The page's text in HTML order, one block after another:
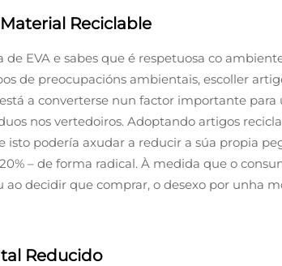
Reciclable
EVA e sabes que é respetuosa co
de preocupacións ambientais, escoller
a converterse nun factor importante
nos vertedoiros. Adoptando artigos
isto podería axudar a reducir a súa propia
– de forma radical. À medida que o
decidir que comprar, o desexo por unha
Reducido